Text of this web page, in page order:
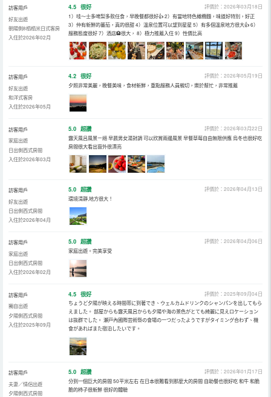
訪客用戶
好友出遊
朝陽側8榻榻米日式客房
入住於2026年02月
4.5 很好
評價於：2026年03月18日
1）哇～士多啤梨多款任食，早晚餐都很好👍 2）有當地特色橄欖麵，味道好特別，好正
3）仲有新鮮的蕃茄，真的很甜 4）溫泉位置可以望到星星 5）有多個溫泉地方很大👍 6）
服務態度很好 7）酒店🏨很大， 8）極力推薦入住 9）性價比高
訪客用戶
好友出遊
和洋式客房
入住於2026年05月
4.2 很好
評價於：2026年05月19日
夕照非常美麗，晚餐美味，食材新鮮，重點服務人員親切，樂於幫忙，非常推薦
訪客用戶
家庭出遊
日出側西式房間
入住於2026年03月
5.0 超讚
評價於：2026年03月22日
露天風呂風景ㄧ絕 早晨男女湯對調 可以欣賞兩邊風景 早餐草莓自由無限供應 烏冬也很好吃
房間很大看出窗外很漂亮
訪客用戶
好友出遊
日出側西式房間
入住於2026年04月
5.0 超讚
評價於：2026年04月13日
環境清靜,地方很大！
訪客用戶
家庭出遊
日出側西式房間
入住於2026年02月
5.0 超讚
評價於：2026年04月06日
家庭出遊。完美享受
訪客用戶
獨自出遊
夕陽側西式房間
入住於2025年09月
4.5 很好
評價於：2025年09月04日
ちょうど夕陽が映える時間帯に到著でき、ウェルカムドリンクのシャンパンを出してもら
えました。 部屋からも露天風呂からも夕陽や海の景色がとても綺麗に見えロケーション
は抜群でした。 瀬戸內國際芸術祭の會場の一つだったようですがタイミング合わず、機
會があればまた宿泊したいです。
訪客用戶
夫妻／情侶出遊
夕陽側西式房間
5.0 超讚
評價於：2026年01月17日
分到一個巨大的房間 50平米左右 在日本很難看到那麼大的房間 自助餐也很好吃 和牛 和脆
脆的柿子很新鮮 很好的體驗